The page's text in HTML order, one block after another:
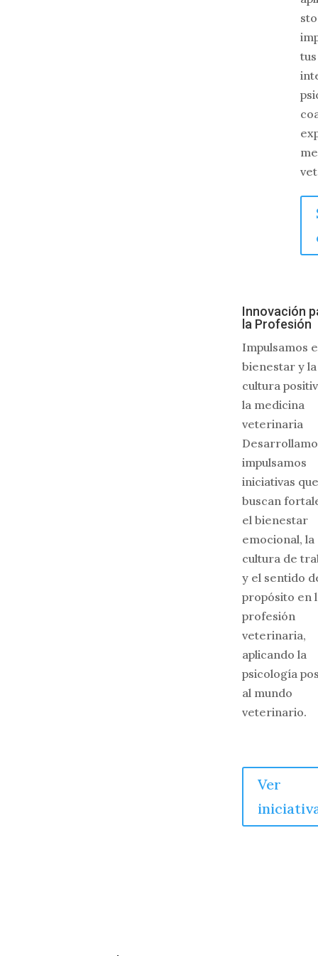
Innovación
la Profesión
Impulsamos
bienestar y la
cultura
la medicina
veterinaria
impulsamos
iniciativas que
buscan
el bienestar
emocional, la
cultura de
y el sentido
propósito en
profesión
veterinaria,
aplicando la
psicología
al mundo
veterinario.
Ver